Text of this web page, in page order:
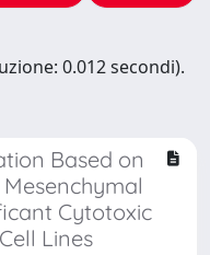
0.012 secondi).
Based on
Cytotoxic
Lines